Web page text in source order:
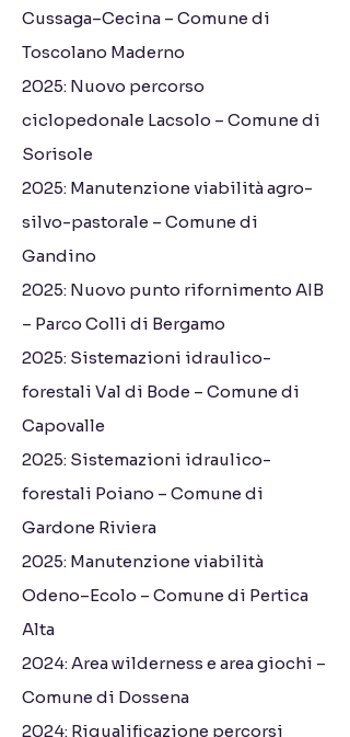
Cussaga–Cecina – Comune di
Toscolano Maderno
2025: Nuovo percorso
ciclopedonale Lacsolo – Comune di
Sorisole
2025: Manutenzione viabilità agro-
silvo-pastorale – Comune di
Gandino
2025: Nuovo punto rifornimento AIB
– Parco Colli di Bergamo
2025: Sistemazioni idraulico-
forestali Val di Bode – Comune di
Capovalle
2025: Sistemazioni idraulico-
forestali Poiano – Comune di
Gardone Riviera
2025: Manutenzione viabilità
Odeno–Ecolo – Comune di Pertica
Alta
2024: Area wilderness e area giochi –
Comune di Dossena
2024: Riqualificazione percorsi